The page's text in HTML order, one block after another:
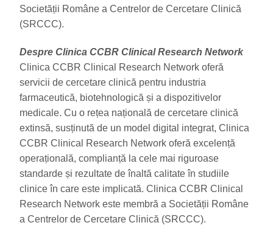
Societății Române a Centrelor de Cercetare Clinică
(SRCCC).
Despre Clinica CCBR Clinical Research Network
Clinica CCBR Clinical Research Network oferă
servicii de cercetare clinică pentru industria
farmaceutică, biotehnologică și a dispozitivelor
medicale. Cu o rețea națională de cercetare clinică
extinsă, susținută de un model digital integrat, Clinica
CCBR Clinical Research Network oferă excelență
operațională, complianță la cele mai riguroase
standarde și rezultate de înaltă calitate în studiile
clinice în care este implicată. Clinica CCBR Clinical
Research Network este membră a Societății Române
a Centrelor de Cercetare Clinică (SRCCC).